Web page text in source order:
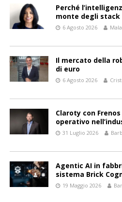
Perché
monte degli stack
6 Agosto 2026
Il mercato della
di euro
6 Agosto 2026
Claroty con
operativo
31 Luglio 2026
Agentic AI in
sistema Brick
19 Maggio 2026